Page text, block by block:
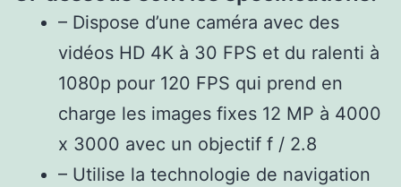
– Dispose d’une caméra avec des
vidéos HD 4K à 30 FPS et du ralenti à
1080p pour 120 FPS qui prend en
charge les images fixes 12 MP à 4000
x 3000 avec un objectif f / 2.8
– Utilise la technologie de navigation